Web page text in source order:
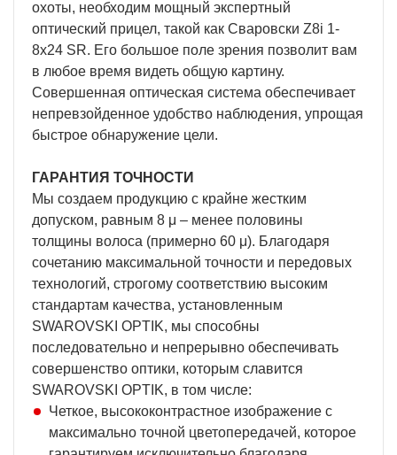
охоты, необходим мощный экспертный
оптический прицел, такой как Сваровски Z8i 1-
8x24 SR. Его большое поле зрения позволит вам
в любое время видеть общую картину.
Совершенная оптическая система обеспечивает
непревзойденное удобство наблюдения, упрощая
быстрое обнаружение цели.
ГАРАНТИЯ ТОЧНОСТИ
Мы создаем продукцию с крайне жестким
допуском, равным 8 μ – менее половины
толщины волоса (примерно 60 μ). Благодаря
сочетанию максимальной точности и передовых
технологий, строгому соответствию высоким
стандартам качества, установленным
SWAROVSKI OPTIK, мы способны
последовательно и непрерывно обеспечивать
совершенство оптики, которым славится
SWAROVSKI OPTIK, в том числе:
Четкое, высококонтрастное изображение с
максимально точной цветопередачей, которое